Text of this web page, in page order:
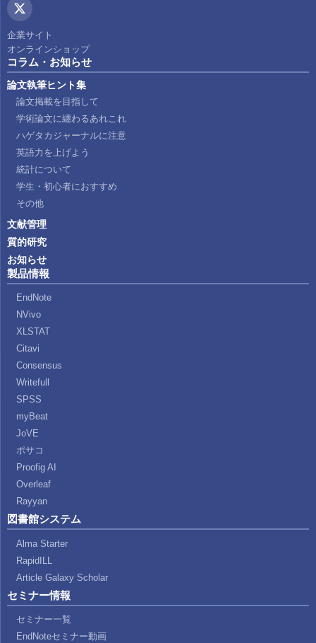
企業サイト
オンラインショップ
コラム・お知らせ
論文執筆ヒント集
論文掲載を目指して
学術論文に纏わるあれこれ
ハゲタカジャーナルに注意
英語力を上げよう
統計について
学生・初心者におすすめ
その他
文献管理
質的研究
お知らせ
製品情報
EndNote
NVivo
XLSTAT
Citavi
Consensus
Writefull
SPSS
myBeat
JoVE
ポサコ
Proofig AI
Overleaf
Rayyan
図書館システム
Alma Starter
RapidILL
Article Galaxy Scholar
セミナー情報
セミナー一覧
EndNoteセミナー動画